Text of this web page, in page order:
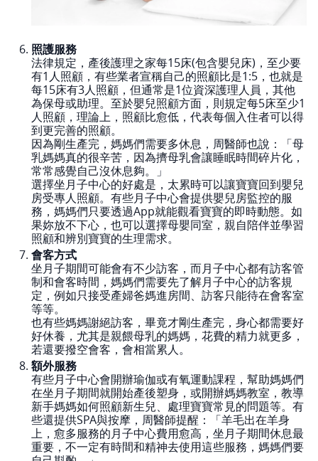
照護服務
法律規定，產後護理之家每15床(包含嬰兒床)，至少要
有1人照顧，有些業者宣稱自己的照顧比是1:5，也就是
每15床有3人照顧，但通常是1位資深護理人員，其他
為保母或助理。至於嬰兒照顧方面，則規定每5床至少1
人照顧，理論上，照顧比愈低，代表每個入住者可以得
到更完善的照顧。
因為剛生產完，媽媽們需要多休息，周醫師也說：「母
乳媽媽真的很辛苦，因為擠母乳會讓睡眠時間碎片化，
常常感覺自己沒休息夠。」
選擇坐月子中心的好處是，太累時可以讓寶寶回到嬰兒
房受專人照顧。有些月子中心會提供嬰兒房監控的服
務，媽媽們只要透過App就能觀看寶寶的即時動態。如
果妳放不下心，也可以選擇母嬰同室，親自陪伴並學習
照顧和辨別寶寶的生理需求。
會客方式
坐月子期間可能會有不少訪客，而月子中心都有訪客管
制和會客時間，媽媽們需要先了解月子中心的訪客規
定，例如只接受產婦爸媽進房間、訪客只能待在會客室
等等。
也有些媽媽謝絕訪客，畢竟才剛生產完，身心都需要好
好休養，尤其是親餵母乳的媽媽，花費的精力就更多，
若還要撥空會客，會相當累人。
額外服務
有些月子中心會開辦瑜伽或有氧運動課程，幫助媽媽們
在坐月子期間就開始產後塑身，或開辦媽媽教室，教導
新手媽媽如何照顧新生兒、處理寶寶常見的問題等。有
些還提供SPA與按摩，周醫師提醒：「羊毛出在羊身
上，愈多服務的月子中心費用愈高，坐月子期間休息最
重要，不一定有時間和精神去使用這些服務，媽媽們要